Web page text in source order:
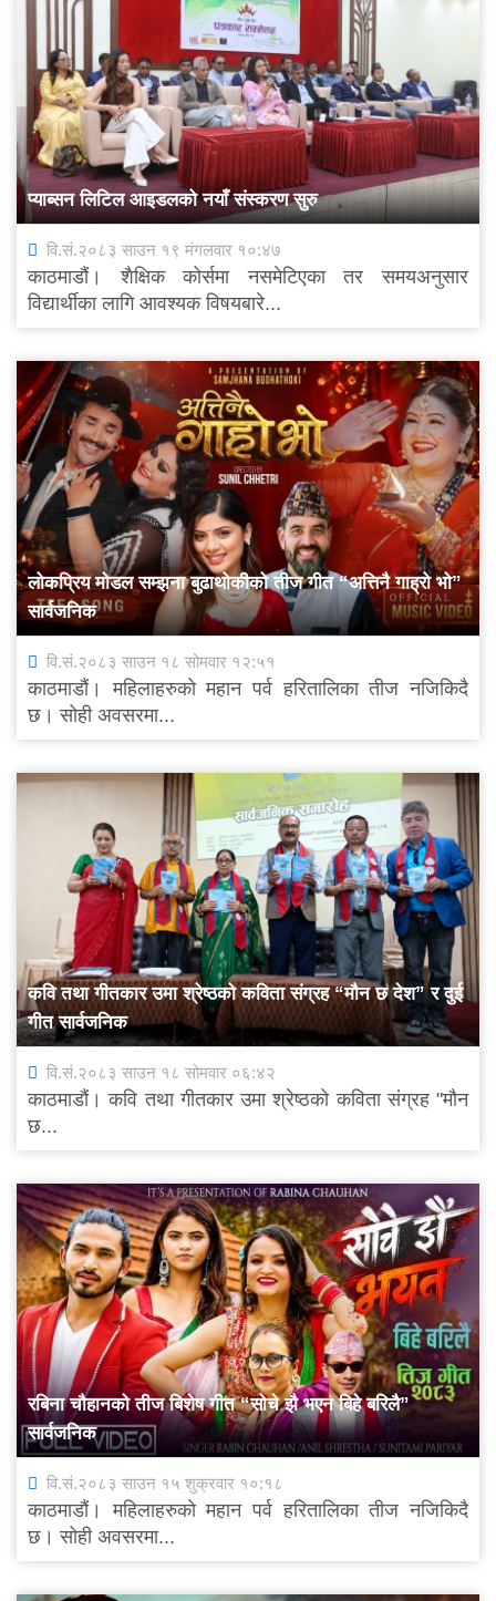
प्याब्सन लिटिल आइडलको नयाँ संस्करण सुरु
वि.सं.२०८३ साउन १९ मंगलवार १०:४७
काठमाडौं। शैक्षिक कोर्समा नसमेटिएका तर समयअनुसार
विद्यार्थीका लागि आवश्यक विषयबारे...
लोकप्रिय मोडल सम्झना बुढाथोकीको तीज गीत “अत्तिनै गाह्रो भो”
सार्वजनिक
वि.सं.२०८३ साउन १८ सोमवार १२:५१
काठमाडौं। महिलाहरुको महान पर्व हरितालिका तीज नजिकिदै
छ। सोही अवसरमा...
कवि तथा गीतकार उमा श्रेष्ठको कविता संग्रह “मौन छ देश” र दुई
गीत सार्वजनिक
वि.सं.२०८३ साउन १८ सोमवार ०६:४२
काठमाडौं। कवि तथा गीतकार उमा श्रेष्ठको कविता संग्रह "मौन
छ...
रबिना चौहानको तीज बिशेष गीत “सोचे झै भएन बिहे बरिलै”
सार्वजनिक
वि.सं.२०८३ साउन १५ शुक्रवार १०:१८
काठमाडौं। महिलाहरुको महान पर्व हरितालिका तीज नजिकिदै
छ। सोही अवसरमा...